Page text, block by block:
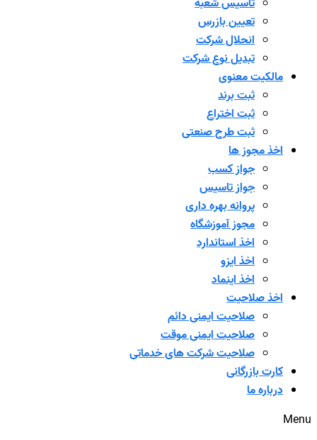
تعیین بازرس
انحلال شرکت
تبدیل نوع شرکت
مالکیت معنوی
ثبت برند
ثبت اختراع
ثبت طرح صنعتی
اخذ مجوز ها
جواز کسب
جواز تاسیس
پروانه بهره داری
مجوز آموزشگاه
اخذ استاندارد
اخذ ایزو
اخذ اینماد
اخذ صلاحیت
صلاحیت ایمنی دائم
صلاحیت ایمنی موقت
صلاحیت شرکت های خدماتی
کارت بازرگانی
درباره ما
Menu